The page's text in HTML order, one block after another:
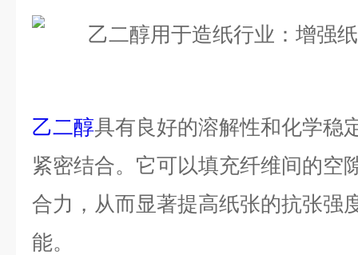
乙二醇具有良好的溶解性和化学稳
紧密结合。它可以填充纤维间的空
合力，从而显著提高纸张的抗张强
能。